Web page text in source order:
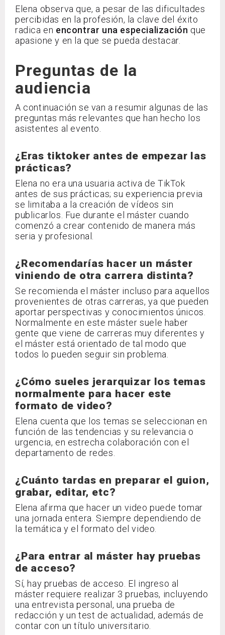
Elena observa que, a pesar de las dificultades
percibidas en la profesión, la clave del éxito
radica en encontrar una especialización que
apasione y en la que se pueda destacar.
Preguntas de la
audiencia
A continuación se van a resumir algunas de las
preguntas más relevantes que han hecho los
asistentes al evento.
¿Eras tiktoker antes de empezar las
prácticas?
Elena no era una usuaria activa de TikTok
antes de sus prácticas; su experiencia previa
se limitaba a la creación de vídeos sin
publicarlos. Fue durante el máster cuando
comenzó a crear contenido de manera más
seria y profesional.
¿Recomendarías hacer un máster
viniendo de otra carrera distinta?
Se recomienda el máster incluso para aquellos
provenientes de otras carreras, ya que pueden
aportar perspectivas y conocimientos únicos.
Normalmente en este máster suele haber
gente que viene de carreras muy diferentes y
el máster está orientado de tal modo que
todos lo pueden seguir sin problema.
¿Cómo sueles jerarquizar los temas
normalmente para hacer este
formato de video?
Elena cuenta que los temas se seleccionan en
función de las tendencias y su relevancia o
urgencia, en estrecha colaboración con el
departamento de redes.
¿Cuánto tardas en preparar el guion,
grabar, editar, etc?
Elena afirma que hacer un video puede tomar
una jornada entera. Siempre dependiendo de
la temática y el formato del video.
¿Para entrar al máster hay pruebas
de acceso?
Sí, hay pruebas de acceso. El ingreso al
máster requiere realizar 3 pruebas, incluyendo
una entrevista personal, una prueba de
redacción y un test de actualidad, además de
contar con un título universitario.